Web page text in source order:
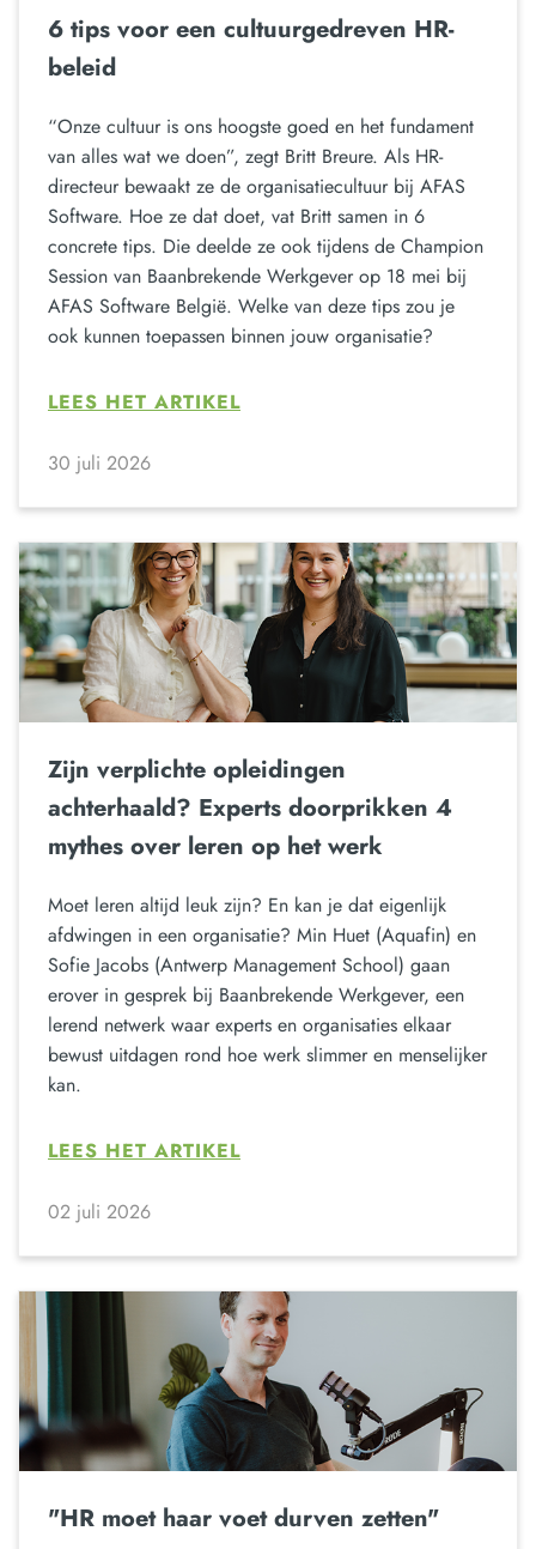
6 tips voor een cultuurgedreven HR-
beleid
“Onze cultuur is ons hoogste goed en het fundament
van alles wat we doen”, zegt Britt Breure. Als HR-
directeur bewaakt ze de organisatiecultuur bij AFAS
Software. Hoe ze dat doet, vat Britt samen in 6
concrete tips. Die deelde ze ook tijdens de Champion
Session van Baanbrekende Werkgever op 18 mei bij
AFAS Software België. Welke van deze tips zou je
ook kunnen toepassen binnen jouw organisatie?
LEES HET ARTIKEL
30 juli 2026
Zijn verplichte opleidingen
achterhaald? Experts doorprikken 4
mythes over leren op het werk
Moet leren altijd leuk zijn? En kan je dat eigenlijk
afdwingen in een organisatie? Min Huet (Aquafin) en
Sofie Jacobs (Antwerp Management School) gaan
erover in gesprek bij Baanbrekende Werkgever, een
lerend netwerk waar experts en organisaties elkaar
bewust uitdagen rond hoe werk slimmer en menselijker
kan.
LEES HET ARTIKEL
02 juli 2026
"HR moet haar voet durven zetten"